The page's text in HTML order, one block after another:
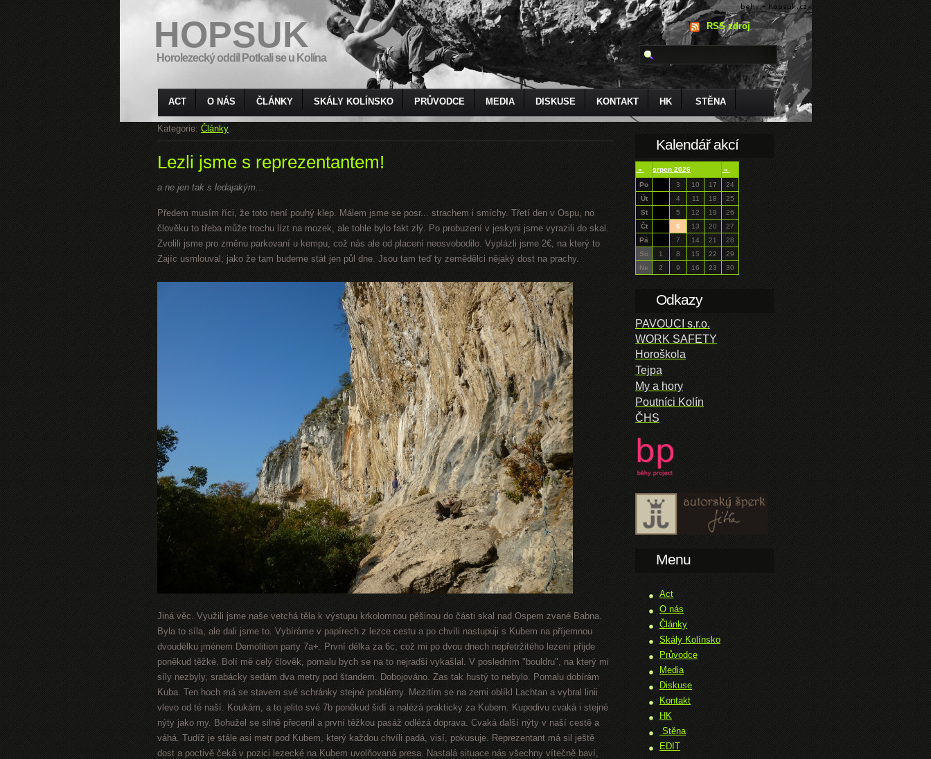
HOPSUK
Horolezecký oddíl Potkali se u Kolína
RSS zdroj
ACT O NÁS ČLÁNKY SKÁLY KOLÍNSKO PRŮVODCE MEDIA DISKUSE KONTAKT HK STĚNA
Kategorie: Články
Lezli jsme s reprezentantem!
a ne jen tak s ledajakým...
Předem musím říci, že toto není pouhý klep. Málem jsme se posr... strachem i smíchy. Třetí den v Ospu, no
člověku to třeba může trochu lízt na mozek, ale tohle bylo fakt zlý. Po probuzení v jeskyni jsme vyrazili do skal.
Zvolili jsme pro změnu parkovaní u kempu, což nás ale od placení neosvobodilo. Vyplázli jsme 2€, na který to
Zajíc usmlouval, jako že tam budeme stát jen půl dne. Jsou tam teď ty zemědělci nějaký dost na prachy.
Jiná věc. Využili jsme naše vetchá těla k výstupu krkolomnou pěšinou do části skal nad Ospem zvané Babna.
Byla to síla, ale dali jsme to. Vybíráme v papírech z lezce cestu a po chvíli nastupuji s Kubem na příjemnou
dvoudélku jménem Demolition party 7a+. První délka za 6c, což mi po dvou dnech nepřetržitého lezení přijde
poněkud těžké. Bolí mě celý člověk, pomalu bych se na to nejradši vykašlal. V posledním "bouldru", na který mi
síly nezbyly, srabácky sedám dva metry pod štandem. Dobojováno. Zas tak hustý to nebylo. Pomalu dobírám
Kuba. Ten hoch má se stavem své schránky stejné problémy. Mezitím se na zemi oblíkl Lachtan a vybral linii
vlevo od té naší. Koukám, a to jelito své 7b poněkud šidí a nalézá prakticky za Kubem. Kupodivu cvaká i stejné
nýty jako my. Bohužel se silně přecenil a první těžkou pasáž odlézá doprava. Cvaká další nýty v naší cestě a
váhá. Tudíž je stále asi metr pod Kubem, který každou chvíli padá, visí, pokusuje. Reprezentant má sil ještě
dost a poctivě čeká v pozici lezecké na Kubem uvolňovaná presa. Nastalá situace nás všechny vítečně baví,
Kalendář akcí
« srpen 2026
»
Po
3 10 17
24
Út
4 11 18
25
St
5 12 19
26
Čt
6 13 20
27
Pá
7 14 21
28
So
1 8 15 22
29
Ne
2 9 16 23 30
Odkazy
PAVOUCI s.r.o.
WORK SAFETY
Horoškola
Tejpa
My a hory
Poutníci Kolín
ČHS
Menu
Act
O nás
Články
Skály Kolínsko
Průvodce
Media
Diskuse
Kontakt
HK
Stěna
EDIT